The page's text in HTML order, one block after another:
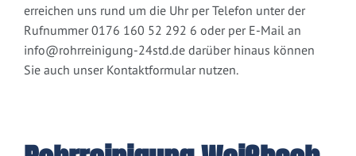
erreichen uns rund um die Uhr per Telefon unter der
Rufnummer 0176 160 52 292 6 oder per E-Mail an
info@rohrreinigung-24std.de darüber hinaus können
Sie auch unser Kontaktformular nutzen.